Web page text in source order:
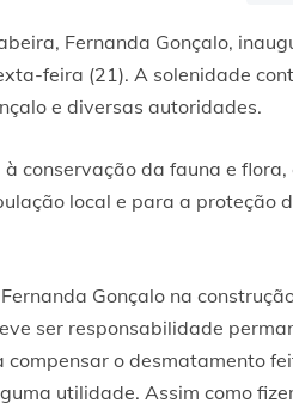
Fernanda Gonçalo,
feira (21). A solenidade
e diversas autoridades.
conservação da fauna e flora,
local e para a proteção
Gonçalo na
ser responsabilidade
compensar o desmatamento
utilidade. Assim como